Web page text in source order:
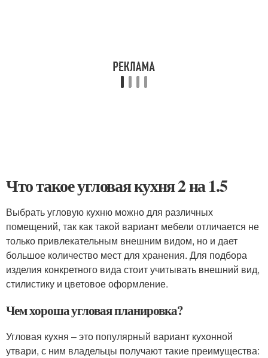
Что такое угловая кухня 2 на 1.5
Выбрать угловую кухню можно для различных
помещений, так как такой вариант мебели отличается не
только привлекательным внешним видом, но и дает
большое количество мест для хранения. Для подбора
изделия конкретного вида стоит учитывать внешний вид,
стилистику и цветовое оформление.
Чем хороша угловая планировка?
Угловая кухня – это популярный вариант кухонной
утвари, с ним владельцы получают такие преимущества: